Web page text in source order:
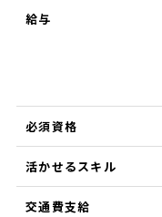
給与
必須資格
活かせるスキル
交通費支給